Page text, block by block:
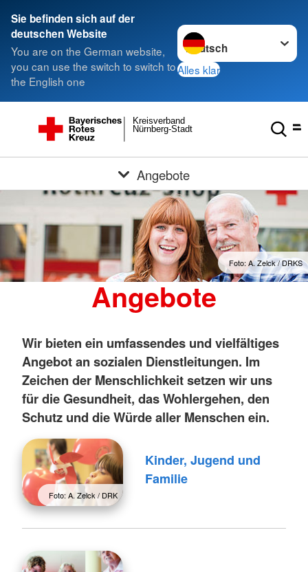
Sie befinden sich auf der
deutschen Website
You are on the German website,
you can use the switch to switch to
the English one
Sprache wechseln zu
Alles klar
Nürnberg-Stadt
Kreisverband
Angebote
Foto: A. Zelck / DRKS
Angebote
Wir bieten ein umfassendes und vielfältiges
Angebot an sozialen Dienstleitungen. Im
Zeichen der Menschlichkeit setzen wir uns
für die Gesundheit, das Wohlergehen, den
Schutz und die Würde aller Menschen ein.
Foto: A. Zelck / DRK
Kinder, Jugend und
Familie